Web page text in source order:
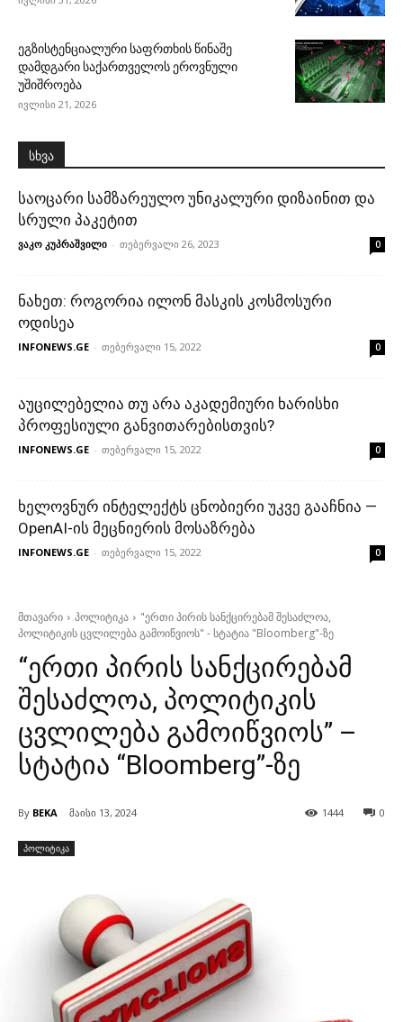
ეგზისტენციალური საფრთხის წინაშე
დამდგარი საქართველოს ეროვნული
უშიშროება
ივლისი 21, 2026
სხვა
საოცარი სამზარეულო უნიკალური დიზაინით და
სრული პაკეტით
ვაკო კუპრაშვილი - თებერვალი 26, 2023 0
ნახეთ: როგორია ილონ მასკის კოსმოსური
ოდისეა
INFONEWS.GE - თებერვალი 15, 2022 0
აუცილებელია თუ არა აკადემიური ხარისხი
პროფესიული განვითარებისთვის?
INFONEWS.GE - თებერვალი 15, 2022 0
ხელოვნურ ინტელექტს ცნობიერი უკვე გააჩნია —
OpenAI-ის მეცნიერის მოსაზრება
INFONEWS.GE - თებერვალი 15, 2022 0